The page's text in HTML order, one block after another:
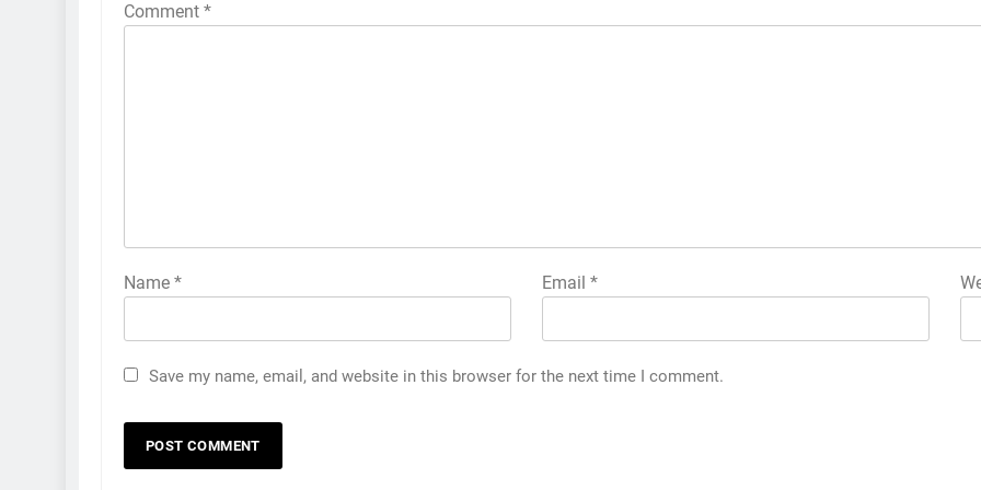
Comment *
Name * Email*
Save my name, email, and website in this browser for the next time I comment.